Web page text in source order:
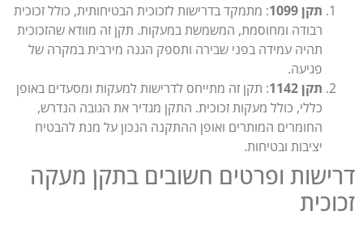
תקן 1099
: מתמקד בדרישות לזכוכית הבטיחותית, כולל זכוכית
רבודה ומחוסמת, המשמשת במעקות. תקן זה מוודא שהזכוכית
תהיה עמידה בפני שבירה ותספק הגנה מירבית במקרה של
פגיעה.
תקן 1142
: תקן זה מתייחס לדרישות למעקות ומסעדים באופן
כללי, כולל מעקות זכוכית. התקן מגדיר את הגובה הנדרש,
החומרים המותרים ואופן ההתקנה הנכון על מנת להבטיח
יציבות ובטיחות.
ופרטים חשובים בתקן מעקה